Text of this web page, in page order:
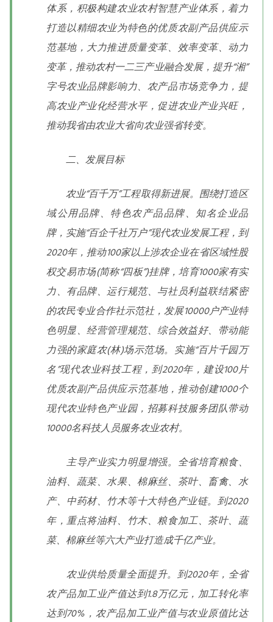
体系，积极构建农业农村智慧产业体系，着力
打造以精细农业为特色的优质农副产品供应示
范基地，大力推进质量变革、效率变革、动力
变革，推动农村一二三产业融合发展，提升“湘”
字号农业品牌影响力、农产品市场竞争力，提
高农业产业化经营水平，促进农业产业兴旺，
推动我省由农业大省向农业强省转变。
二、发展目标
农业“百千万”工程取得新进展。围绕打造区
域公用品牌、特色农产品品牌、知名企业品
牌，实施“百企千社万户”现代农业发展工程，到
2020年，推动100家以上涉农企业在省区域性股
权交易市场(简称“四板”)挂牌，培育1000家有实
力、有品牌、运行规范、与社员利益联结紧密
的农民专业合作社示范社，发展10000户产业特
色明显、经营管理规范、综合效益好、带动能
力强的家庭农(林)场示范场。实施“百片千园万
名”现代农业科技工程，到2020年，建设100片
优质农副产品供应示范基地，推动创建1000个
现代农业特色产业园，招募科技服务团队带动
10000名科技人员服务农业农村。
主导产业实力明显增强。全省培育粮食、
油料、蔬菜、水果、棉麻丝、茶叶、畜禽、水
产、中药材、竹木等十大特色产业链。到2020
年，重点将油料、竹木、粮食加工、茶叶、蔬
菜、棉麻丝等六大产业打造成千亿产业。
农业供给质量全面提升。到2020年，全省
农产品加工业产值达到1.8万亿元，加工转化率
达到70%，农产品加工业产值与农业原值比达